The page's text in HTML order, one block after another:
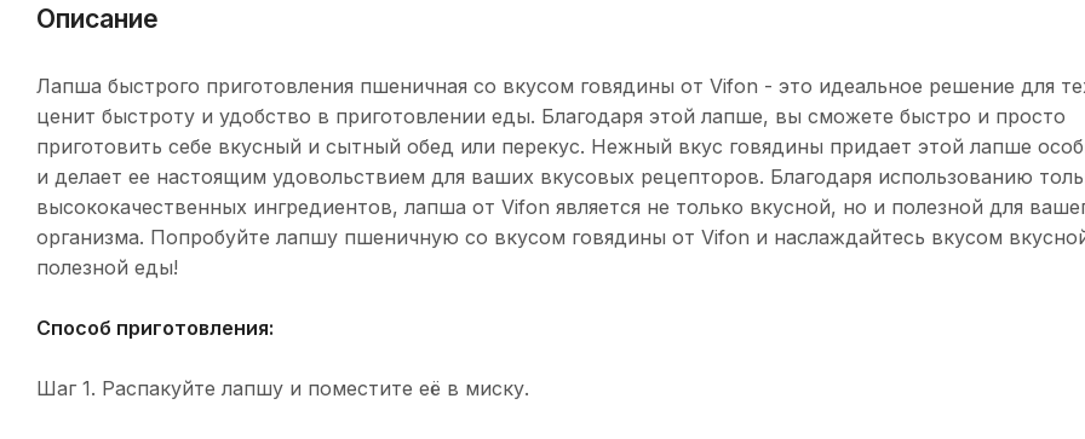
Описание
Лапша быстрого приготовления пшеничная со вкусом говядины от Vifon - это идеальное решение для
ценит быстроту и удобство в приготовлении еды. Благодаря этой лапше, вы сможете быстро и просто
приготовить себе вкусный и сытный обед или перекус. Нежный вкус говядины придает этой лапше
и делает ее настоящим удовольствием для ваших вкусовых рецепторов. Благодаря использованию
высококачественных ингредиентов, лапша от Vifon является не только вкусной, но и полезной для
организма. Попробуйте лапшу пшеничную со вкусом говядины от Vifon и наслаждайтесь вкусом
полезной еды!
Способ приготовления:
Шаг 1. Распакуйте лапшу и поместите её в миску.